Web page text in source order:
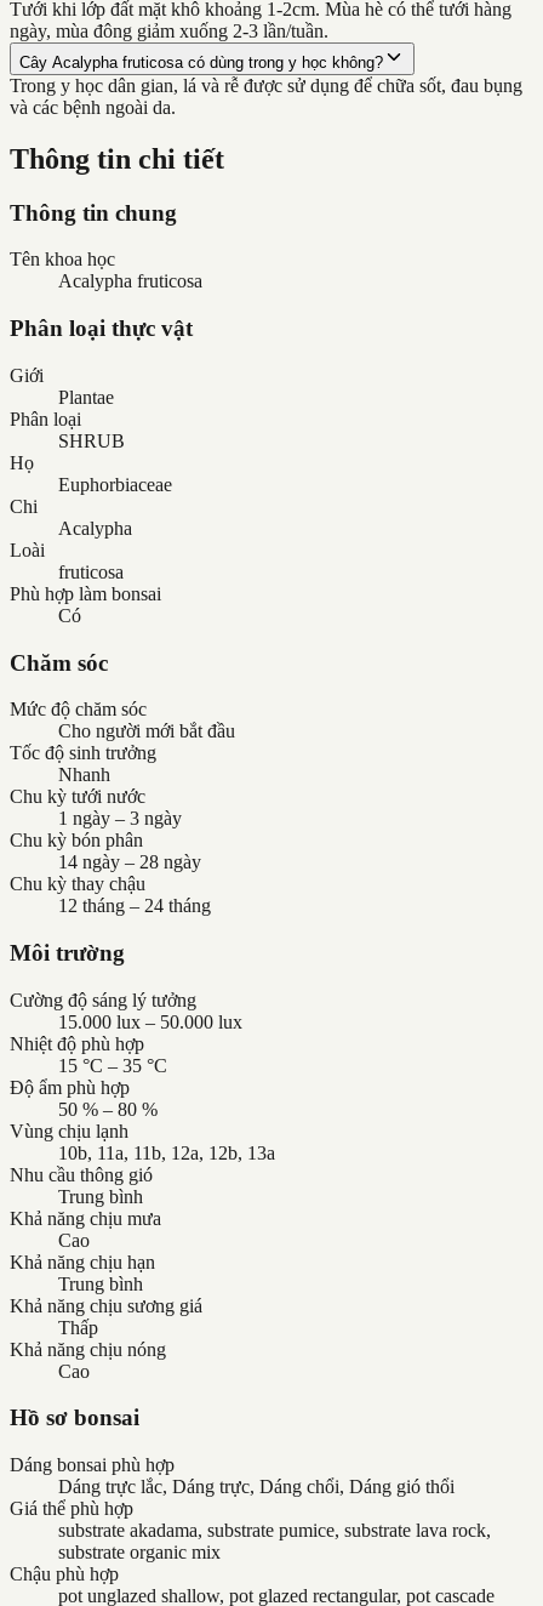
Tưới khi lớp đất mặt khô khoảng 1-2cm. Mùa hè có thể tưới hàng
ngày, mùa đông giảm xuống 2-3 lần/tuần.
Cây Acalypha fruticosa có dùng trong y học không?
Trong y học dân gian, lá và rễ được sử dụng để chữa sốt, đau bụng
và các bệnh ngoài da.
Thông tin chi tiết
Thông tin chung
Tên khoa học
Acalypha fruticosa
Phân loại thực vật
Giới
Plantae
Phân loại
SHRUB
Họ
Euphorbiaceae
Chi
Acalypha
Loài
fruticosa
Phù hợp làm bonsai
Có
Chăm sóc
Mức độ chăm sóc
Cho người mới bắt đầu
Tốc độ sinh trưởng
Nhanh
Chu kỳ tưới nước
1 ngày – 3 ngày
Chu kỳ bón phân
14 ngày – 28 ngày
Chu kỳ thay chậu
12 tháng – 24 tháng
Môi trường
Cường độ sáng lý tưởng
15.000 lux – 50.000 lux
Nhiệt độ phù hợp
15 °C – 35 °C
Độ ẩm phù hợp
50 % – 80 %
Vùng chịu lạnh
10b, 11a, 11b, 12a, 12b, 13a
Nhu cầu thông gió
Trung bình
Khả năng chịu mưa
Cao
Khả năng chịu hạn
Trung bình
Khả năng chịu sương giá
Thấp
Khả năng chịu nóng
Cao
Hồ sơ bonsai
Dáng bonsai phù hợp
Dáng trực lắc, Dáng trực, Dáng chổi, Dáng gió thổi
Giá thể phù hợp
substrate akadama, substrate pumice, substrate lava rock,
substrate organic mix
Chậu phù hợp
pot unglazed shallow, pot glazed rectangular, pot cascade